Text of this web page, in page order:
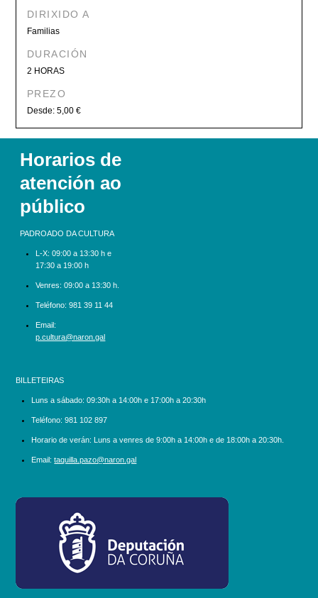
DIRIXIDO A
Familias
DURACIÓN
2 HORAS
PREZO
Desde: 5,00 €
Horarios de
atención ao
público
PADROADO DA CULTURA
L-X: 09:00 a 13:30 h e
17:30 a 19:00 h
Venres: 09:00 a 13:30 h.
Teléfono: 981 39 11 44
Email:
p.cultura@naron.gal
BILLETEIRAS
Luns a sábado: 09:30h a 14:00h e 17:00h a 20:30h
Teléfono: 981 102 897
Horario de verán: Luns a venres de 9:00h a 14:00h e de 18:00h a 20:30h.
Email: taquilla.pazo@naron.gal
logo_depcoruna.png